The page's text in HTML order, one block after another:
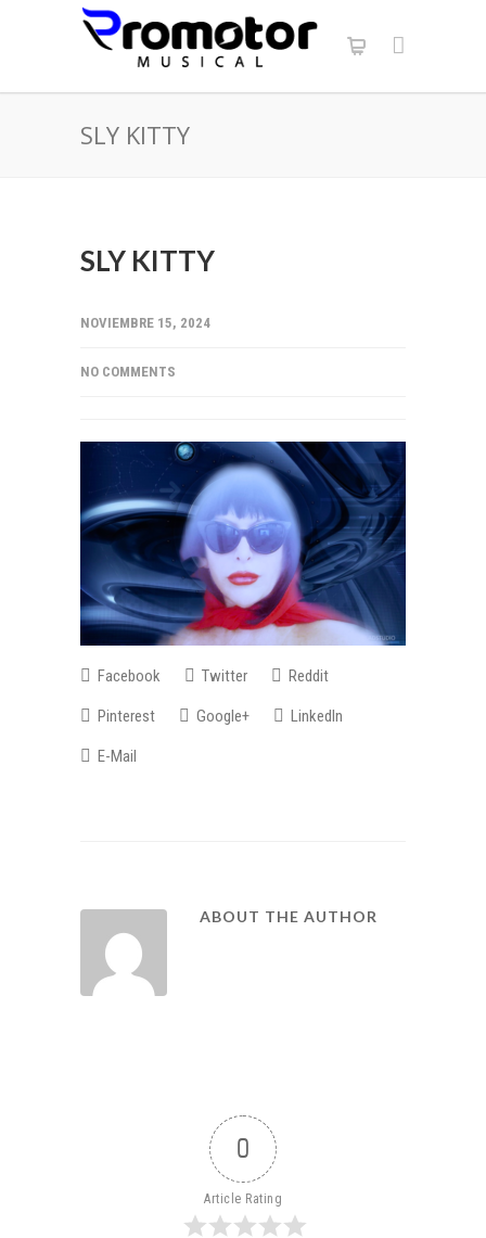
SLY KITTY
SLY KITTY
NOVIEMBRE 15, 2024
NO COMMENTS
Facebook Twitter Reddit
Pinterest Google+ LinkedIn
E-Mail
ABOUT THE AUTHOR
0
Article Rating